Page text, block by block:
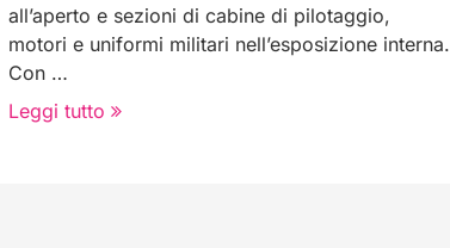
all’aperto e sezioni di cabine di pilotaggio,
motori e uniformi militari nell’esposizione interna.
Con …
Leggi tutto